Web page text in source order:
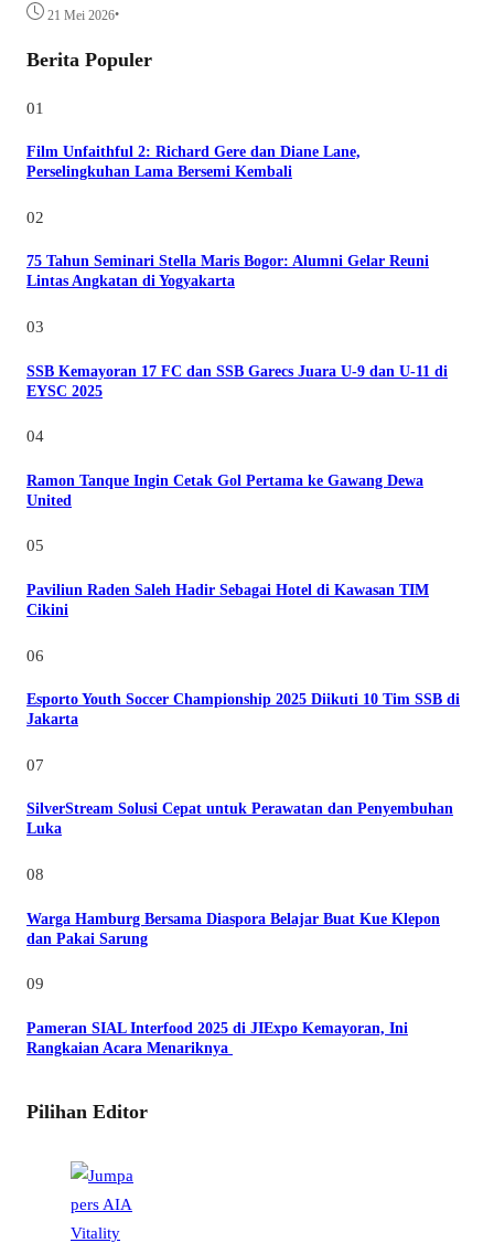
21 Mei 2026•
Berita Populer
01
Film Unfaithful 2: Richard Gere dan Diane Lane,
Perselingkuhan Lama Bersemi Kembali
02
75 Tahun Seminari Stella Maris Bogor: Alumni Gelar Reuni
Lintas Angkatan di Yogyakarta
03
SSB Kemayoran 17 FC dan SSB Garecs Juara U-9 dan U-11 di
EYSC 2025
04
Ramon Tanque Ingin Cetak Gol Pertama ke Gawang Dewa
United
05
Paviliun Raden Saleh Hadir Sebagai Hotel di Kawasan TIM
Cikini
06
Esporto Youth Soccer Championship 2025 Diikuti 10 Tim SSB di
Jakarta
07
SilverStream Solusi Cepat untuk Perawatan dan Penyembuhan
Luka
08
Warga Hamburg Bersama Diaspora Belajar Buat Kue Klepon
dan Pakai Sarung
09
Pameran SIAL Interfood 2025 di JIExpo Kemayoran, Ini
Rangkaian Acara Menariknya
Pilihan Editor